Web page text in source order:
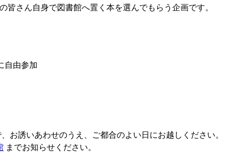
皆さん自身で図書館へ置く本を選んでもらう企画です。
自由参加
お誘いあわせのうえ、ご都合のよい日にお越しください。
までお知らせください。